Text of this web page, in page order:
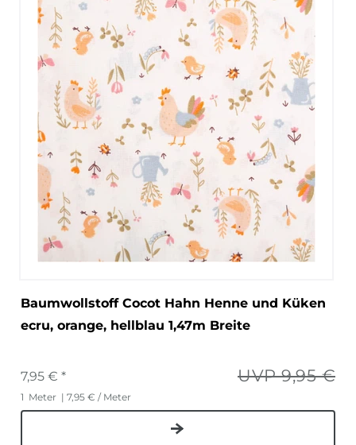
Baumwollstoff Cocot Hahn Henne und Küken
ecru, orange, hellblau 1,47m Breite
UVP 9,95 €
7,95 € *
1 Meter | 7,95 € / Meter